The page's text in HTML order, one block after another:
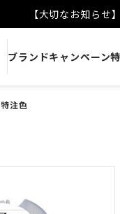
【大切なお知らせ
ブランドキャンペーン
特注色